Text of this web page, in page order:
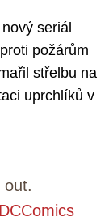
seriál
požárům
střelbu na
uprchlíků v
out.